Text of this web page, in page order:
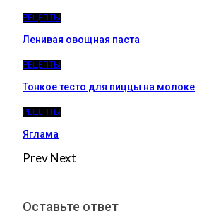
РЕЦЕПТЫ
Ленивая овощная паста
РЕЦЕПТЫ
Тонкое тесто для пиццы на молоке
РЕЦЕПТЫ
Яглама
PrevNext
Оставьте ответ